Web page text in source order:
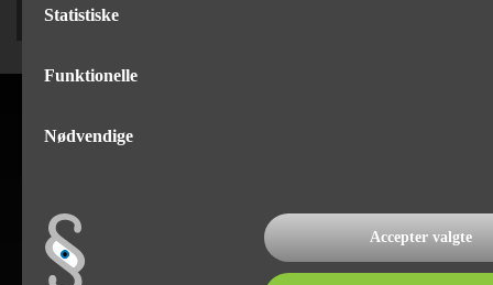
Statistiske
Funktionelle
Nødvendige
Accepter valgte